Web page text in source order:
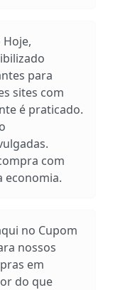
para
sites com
é praticado.
com
economia.
no Cupom
nossos
em
do que